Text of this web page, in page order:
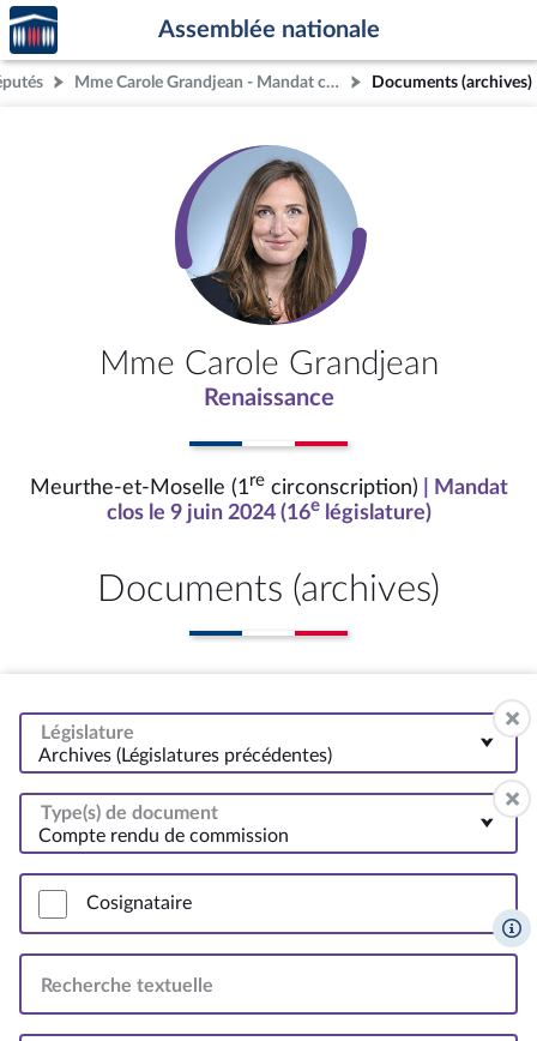
Aller au contenu
Aller en bas de la page
Accèder
à la
page
d'accueil
Assemblée nationale
Mme Carole Grandjean - Mandat clos - Meurthe-et-Moselle (1re circonscription) Documents (archives)
Mme Carole Grandjean
Renaissance
Meurthe-et-Moselle (1recirconscription)
| Mandat
clos le 9 juin 2024 (16elégislature)
Documents (archives)
Législature
Archives (Législatures précédentes)
Type(s) de document
Compte rendu de commission
Cosignataire
Recherche textuelle